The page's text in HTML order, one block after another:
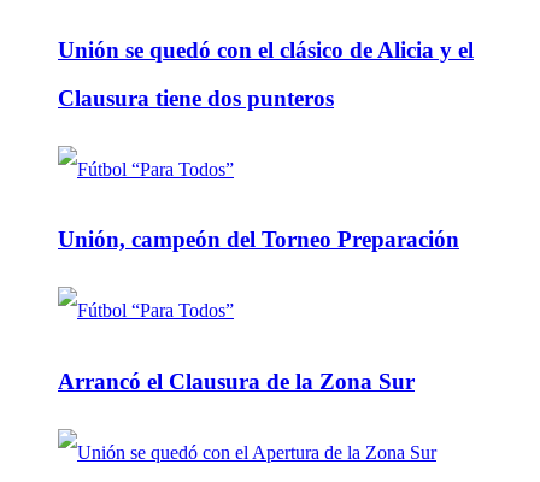
Unión se quedó con el clásico de Alicia y el
Clausura tiene dos punteros
Unión, campeón del Torneo Preparación
Arrancó el Clausura de la Zona Sur